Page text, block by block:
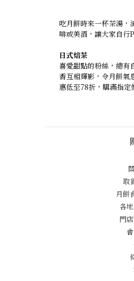
吃月餅時來一杯茶湯，
啡或美酒，讓大家自行
日式焙茶
喜愛甜點的粉絲，總有
香互相輝影，令月餅氣
惠低至78折，購滿指定
取
月餅
各
門